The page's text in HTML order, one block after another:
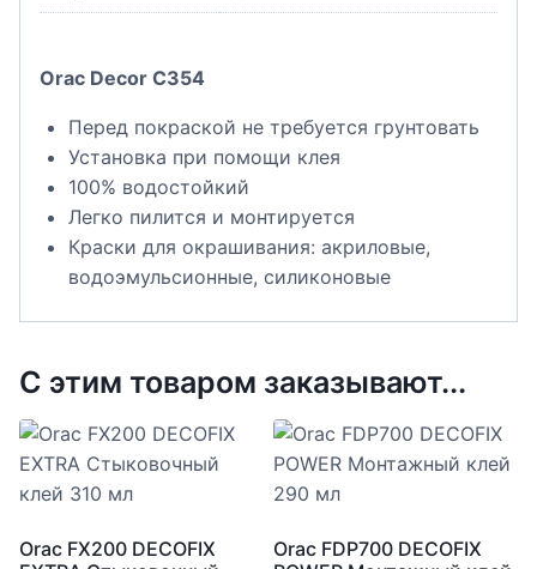
Orac Decor C354
Перед покраской не требуется грунтовать
Установка при помощи клея
100% водостойкий
Легко пилится и монтируется
Краски для окрашивания: акриловые,
водоэмульсионные, силиконовые
С этим товаром заказывают...
Orac FX200 DECOFIX
Orac FDP700 DECOFIX